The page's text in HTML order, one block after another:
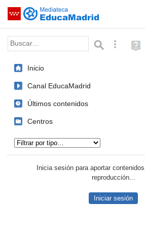
Saltar navegación
Palabra o frase: BúsquedaAyuda
(en
Inicio
Canal EducaMadrid
Últimos contenidos
Centros
Inicia sesión para aportar
reproducción...
Iniciar sesión